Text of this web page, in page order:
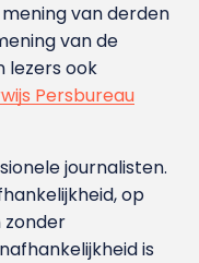
van derden
van de
lezers ook
Persbureau
journalisten.
op
zonder
is